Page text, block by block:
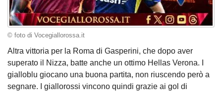
© foto di Vocegiallorossa.it
Altra vittoria per la Roma di Gasperini, che dopo aver
superato il Nizza, batte anche un ottimo Hellas Verona. I
gialloblu giocano una buona partita, non riuscendo però a
segnare. I giallorossi vincono quindi grazie ai gol di